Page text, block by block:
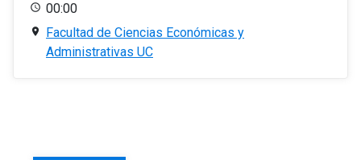
00:00
Facultad de Ciencias Económicas y
Administrativas UC